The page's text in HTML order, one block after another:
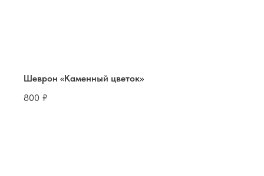
Шеврон «Каменный цветок»
800 ₽